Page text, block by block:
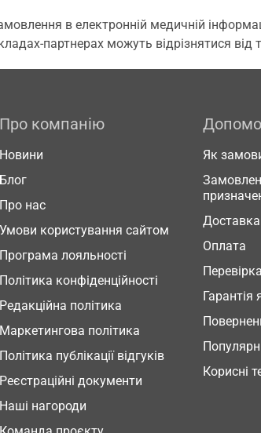
в електронній медичній
партнерах можуть відрізнятися від
Про компанію
Новини
Блог
Про нас
Умови користування сайтом
Програма лояльності
Політика конфіденційності
Редакційна політика
Маркетингова політика
Політика публікації відгуків
Реєстраційні документи
Наші нагороди
Як
Доставка
Оплата
Гарантія
Корисні